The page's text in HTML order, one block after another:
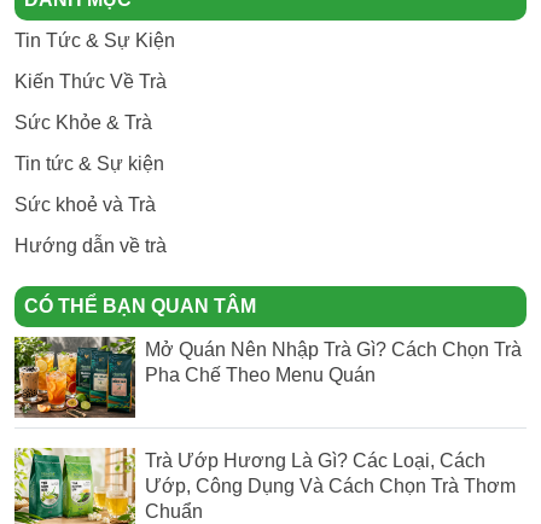
Tin Tức & Sự Kiện
Kiến Thức Về Trà
Sức Khỏe & Trà
Tin tức & Sự kiện
Sức khoẻ và Trà
Hướng dẫn về trà
CÓ THỂ BẠN QUAN TÂM
Mở Quán Nên Nhập Trà Gì? Cách Chọn Trà
Pha Chế Theo Menu Quán
Trà Ướp Hương Là Gì? Các Loại, Cách
Ướp, Công Dụng Và Cách Chọn Trà Thơm
Chuẩn